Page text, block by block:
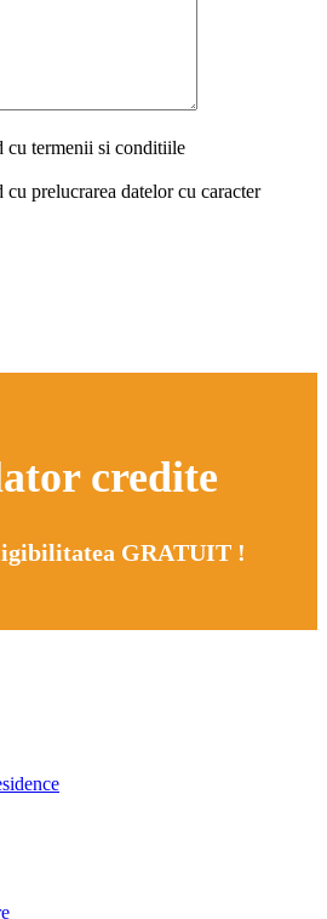
cu termenii si conditiile
prelucrarea datelor cu caracter
credite
GRATUIT !